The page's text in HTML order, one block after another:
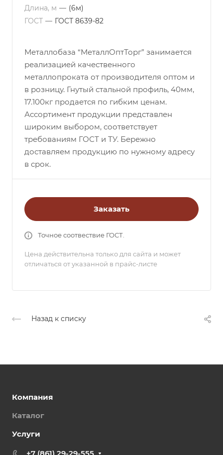
Длина, м — (6м)
ГОСТ — ГОСТ 8639-82
Металлобаза “МеталлОптТорг” занимается
реализацией качественного
металлопроката от производителя оптом и
в розницу. Гнутый стальной профиль, 40мм,
17.100кг продается по гибким ценам.
Ассортимент продукции представлен
широким выбором, соответствует
требованиям ГОСТ и ТУ. Бережно
доставляем продукцию по нужному адресу
в срок.
Заказать
Точное соотвествие ГОСТ.
Цена действительна только для сайта и может
отличаться от указанной в прайс-листе
Назад к списку
Компания
Каталог
Услуги